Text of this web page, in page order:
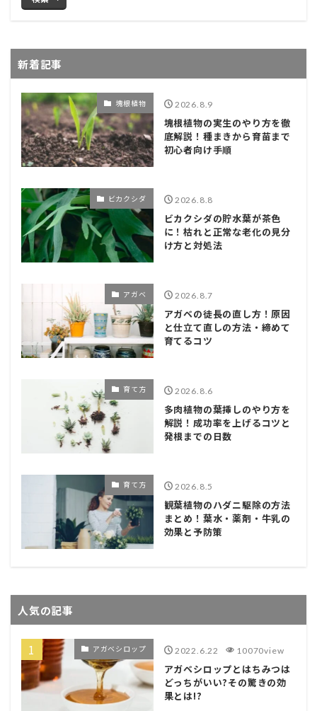
新着記事
塊根植物 2026.8.9
塊根植物の実生のやり方を徹
底解説！種まきから育苗まで
初心者向け手順
ビカクシダ 2026.8.8
ビカクシダの貯水葉が茶色
に！枯れと正常な老化の見分
け方と対処法
アガベ 2026.8.7
アガベの徒長の直し方！原因
と仕立て直しの方法・締めて
育てるコツ
育て方 2026.8.6
多肉植物の葉挿しのやり方を
解説！成功率を上げるコツと
発根までの日数
育て方 2026.8.5
観葉植物のハダニ駆除の方法
まとめ！葉水・薬剤・牛乳の
効果と予防策
人気の記事
アガベシロップ 2022.6.22 10070view
アガベシロップとはちみつは
どっちがいい?その驚きの効
果とは!?